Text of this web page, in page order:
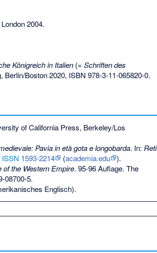
2004.
Königreich in Italien(= Schriften des
Berlin/Boston 2020, ISBN 978-3-11-065820-0.
of California Press, Berkeley/Los
Pavia in età gota e longobarda. In: Reti
ISSN 1593-2214 (academia.edu
).
the Western Empire. 95-96 Auflage. The
08700-5.
Englisch).